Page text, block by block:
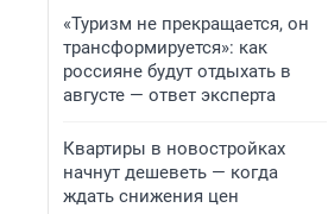
«Туризм не прекращается, он
трансформируется»: как
россияне будут отдыхать в
августе — ответ эксперта
Квартиры в новостройках
начнут дешеветь — когда
ждать снижения цен